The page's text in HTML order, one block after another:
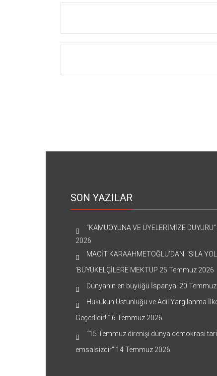
SON YAZILAR
“KAMUOYUNA VE ÜYELERİMİZE DUYURU”
2026
MACİT KARAAHMETOĞLU’DAN ‘SILA
’BÜYÜKELÇİLERE MEKTUP 25 Temmuz 2026
Dünyanın en büyüğü İspanya! 20
Hukukun Üstünlüğü ve Adil Yargılanma
Geçerlidir! 16 Temmuz 2026
“15 Temmuz direnişi dünya demokrasi
emsalsizdir” 14 Temmuz 2026